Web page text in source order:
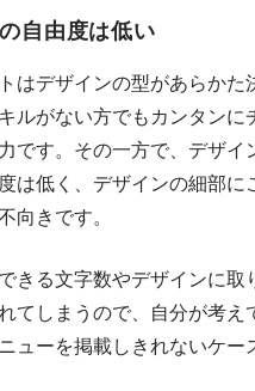
自由度は低い
はデザインの型があらかた
ルがない方でもカンタンに
です。その一方で、デザイ
は低く、デザインの細部に
向きです。
きる文字数やデザインに取
てしまうので、自分が考え
ューを掲載しきれないケー